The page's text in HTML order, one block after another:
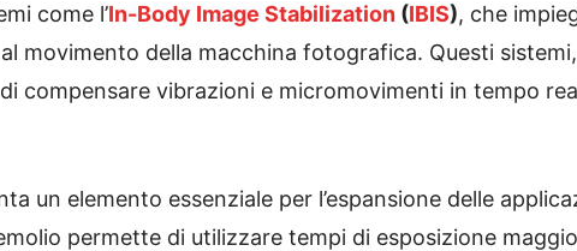
come l’In-Body Image Stabilization (IBIS), che
movimento della macchina fotografica. Questi
compensare vibrazioni e micromovimenti in tempo
un elemento essenziale per l’espansione delle
permette di utilizzare tempi di esposizione